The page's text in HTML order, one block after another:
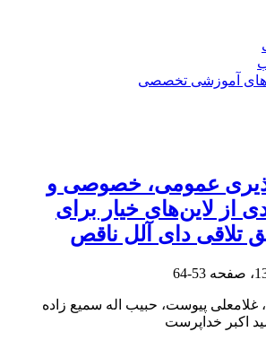
آموزشی تخصصی
عمومی، خصوصی و
از لاین‌های خیار برای
تلاقی دای آلل ناقص
53-64
غلامعلی پیوست، حبیب اله سمیع زاده
اکبر خداپرست